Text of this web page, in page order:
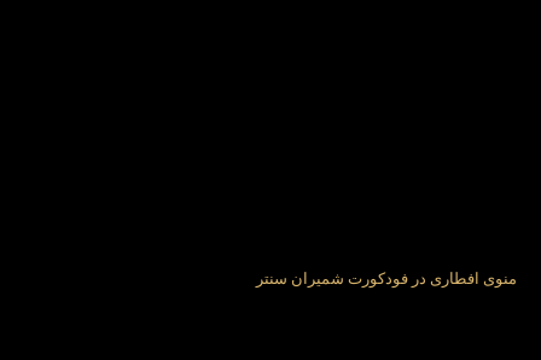
منوی افطاری در فودکورت شمیران سنتر